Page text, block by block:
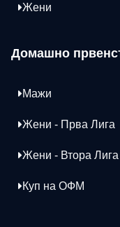
Жени
Домашно
Мажи
Жени - Прва Лига
Жени - Втора Лига
Куп на ОФМ